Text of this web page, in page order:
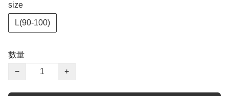
size
L(90-100)
數量
−
+